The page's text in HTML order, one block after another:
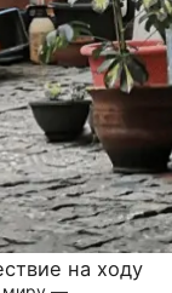
на ходу